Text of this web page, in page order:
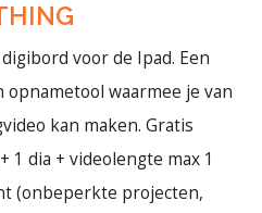
voor de Ipad. Een
waarmee je van
kan maken. Gratis
1 dia + videolengte max 1
(onbeperkte projecten,